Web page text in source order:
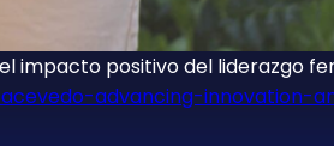
impacto positivo del liderazgo
advancing-innovation-